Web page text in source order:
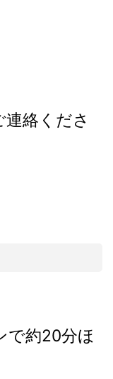
絡くださ
で約20分ほ